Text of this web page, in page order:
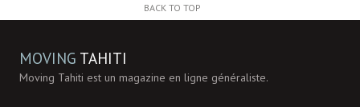
BACK TO TOP
MOVING TAHITI
Moving Tahiti est un magazine en ligne généraliste.